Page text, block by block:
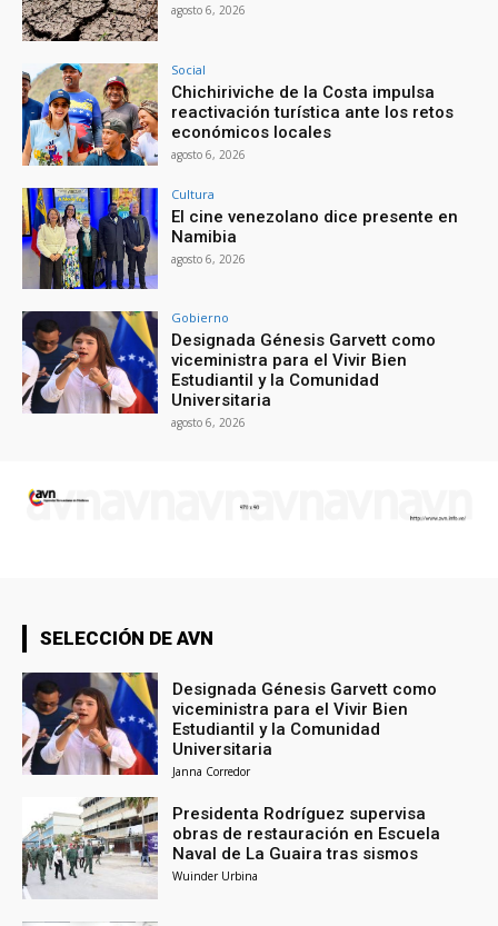
agosto 6, 2026
Social
Chichiriviche de la Costa impulsa
reactivación turística ante los retos
económicos locales
agosto 6, 2026
Cultura
El cine venezolano dice presente en
Namibia
agosto 6, 2026
Gobierno
Designada Génesis Garvett como
viceministra para el Vivir Bien
Estudiantil y la Comunidad
Universitaria
agosto 6, 2026
SELECCIÓN DE AVN
Designada Génesis Garvett como
viceministra para el Vivir Bien
Estudiantil y la Comunidad
Universitaria
Janna Corredor
Presidenta Rodríguez supervisa
obras de restauración en Escuela
Naval de La Guaira tras sismos
Wuinder Urbina